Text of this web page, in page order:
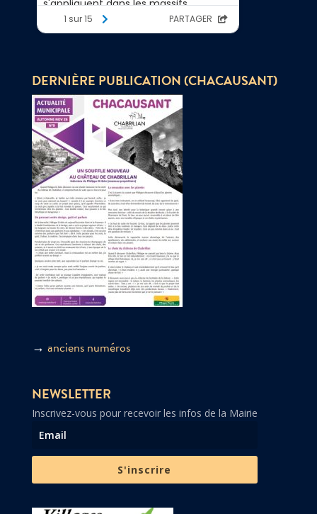
DERNIÈRE PUBLICATION (CHACAUSANT)
→ anciens numéros
NEWSLETTER
Inscrivez-vous pour recevoir les infos de la Mairie
S'inscrire